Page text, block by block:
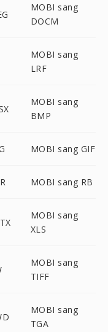
MOBI sang
DOCM
MOBI sang
LRF
MOBI sang
BMP
MOBI sang GIF
MOBI sang RB
MOBI sang
XLS
MOBI sang
TIFF
MOBI sang
TGA